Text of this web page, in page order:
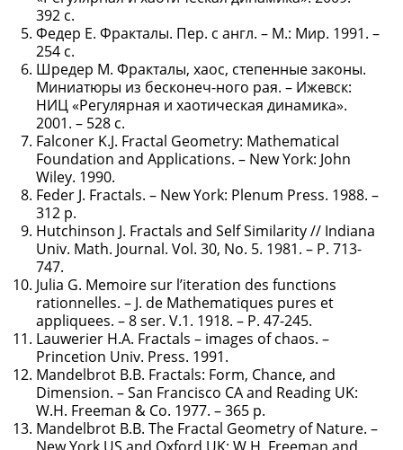
392 с.
Федер Е. Фракталы. Пер. с англ. – М.: Мир. 1991. –
254 с.
Шредер М. Фракталы, хаос, степенные законы.
Миниатюры из бесконеч-ного рая. – Ижевск:
НИЦ «Регулярная и хаотическая динамика».
2001. – 528 с.
Falconer K.J. Fractal Geometry: Mathematical
Foundation and Applications. – New York: John
Wiley. 1990.
Feder J. Fractals. – New York: Plenum Press. 1988. –
312 p.
Hutchinson J. Fractals and Self Similarity // Indiana
Univ. Math. Journal. Vol. 30, No. 5. 1981. – P. 713-
747.
Julia G. Memoire sur l’iteration des functions
rationnelles. – J. de Mathematiques pures et
appliquees. – 8 ser. V.1. 1918. – P. 47-245.
Lauwerier H.A. Fractals – images of chaos. –
Princetion Univ. Press. 1991.
Mandelbrot B.B. Fractals: Form, Chance, and
Dimension. – San Francisco CA and Reading UK:
W.H. Freeman & Co. 1977. – 365 p.
Mandelbrot B.B. The Fractal Geometry of Nature. –